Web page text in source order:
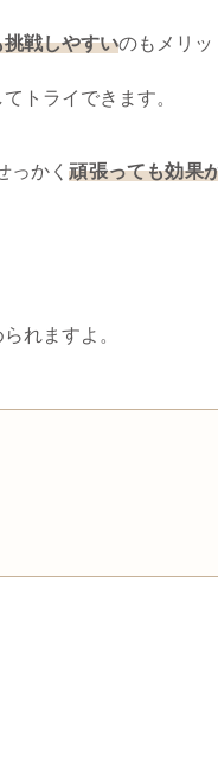
戦しやすいのもメリッ
トライできます。
っかく頑張っても効果
れますよ。